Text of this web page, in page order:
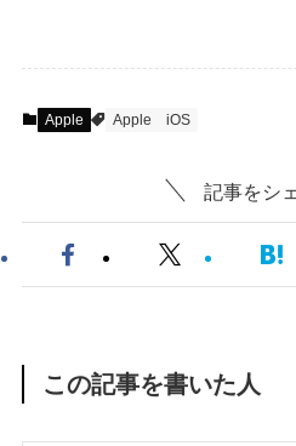
Apple Apple iOS
記事をシ
この記事を書いた人